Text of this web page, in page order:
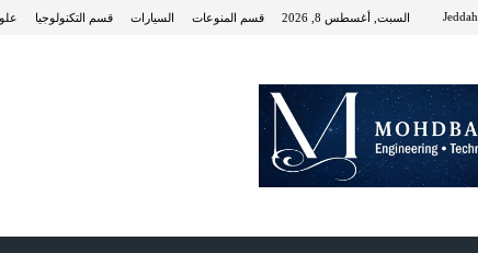
Jeddah السبت, أغسطس 8, 2026 قسم التكنولوجيا السيارات قسم المنوعات